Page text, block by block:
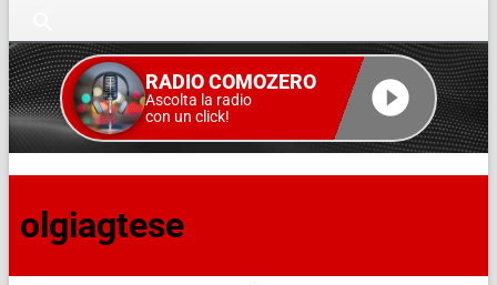
RADIO COMOZERO
Ascolta la radio
con un click!
olgiagtese